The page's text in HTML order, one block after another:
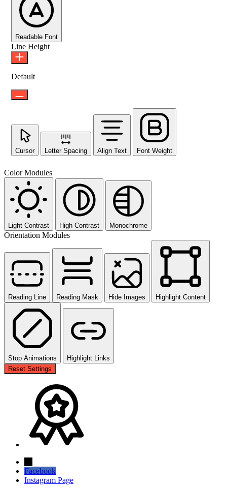
Readable Font
Line Height
Default
Cursor Letter Spacing Align Text Font Weight
Color Modules
Light Contrast High Contrast Monochrome
Orientation Modules
Reading Line Reading Mask Hide Images Highlight Content
Stop Animations
Highlight Links
Reset Settings
Facebook
Instagram Page